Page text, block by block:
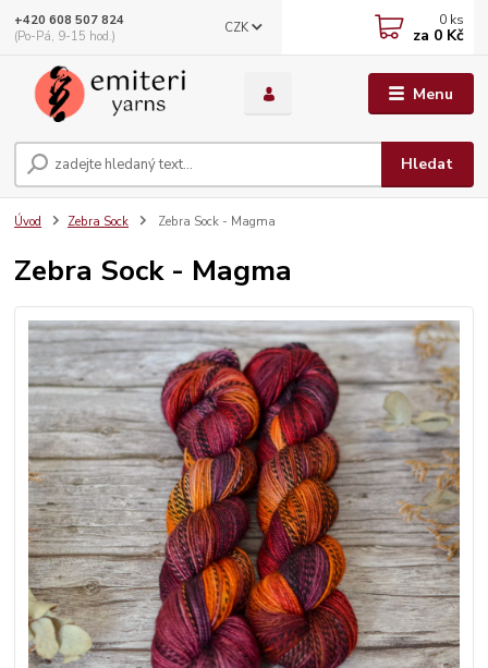
Menu
CZK
Hledat
+420 608 507 824
(Po-Pá, 9-15 hod.)
0 ks
za 0 Kč
Úvod Zebra Sock Zebra Sock - Magma
Zebra Sock - Magma